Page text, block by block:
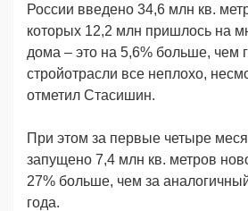
России введено 34,6 млн кв.
которых 12,2 млн пришлось на
дома – это на 5,6% больше, чем
стройотрасли все неплохо,
отметил Стасишин.
При этом за первые четыре
запущено 7,4 млн кв. метров
27% больше, чем за
года.